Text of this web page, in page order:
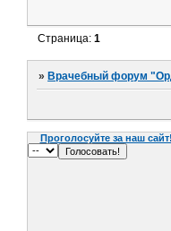
Страница:1
»Врачебный форум
Проголосуйте за наш сайт!